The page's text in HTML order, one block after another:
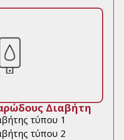
Διαβήτη
τύπου 1
τύπου 2